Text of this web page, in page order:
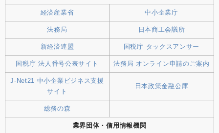
経済産業省 中小企業庁
法務局 日本商工会議所
新経済連盟 国税庁 タックスアンサー
国税庁 法人番号公表サイト 法務局 オンライン申請のご案内
J-Net21 中小企業ビジネス支援
サイト
日本政策金融公庫
総務の森
業界団体・信用情報機関